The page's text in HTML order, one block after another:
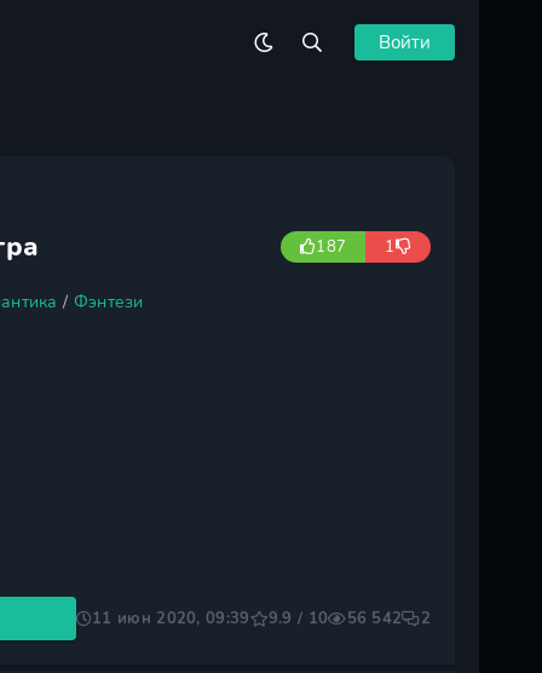
Войти
187 1
/ Фэнтези
11 июн 2020, 09:39 9.9 / 10 56 542 2